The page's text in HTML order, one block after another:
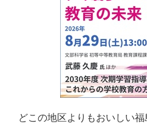
どこの地区よりもおいしい福